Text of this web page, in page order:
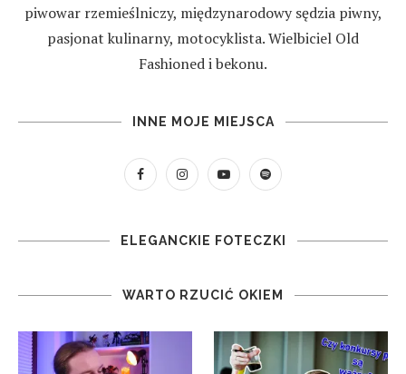
piwowar rzemieślniczy, międzynarodowy sędzia piwny,
pasjonat kulinarny, motocyklista. Wielbiciel Old
Fashioned i bekonu.
INNE MOJE MIEJSCA
ELEGANCKIE FOTECZKI
WARTO RZUCIĆ OKIEM